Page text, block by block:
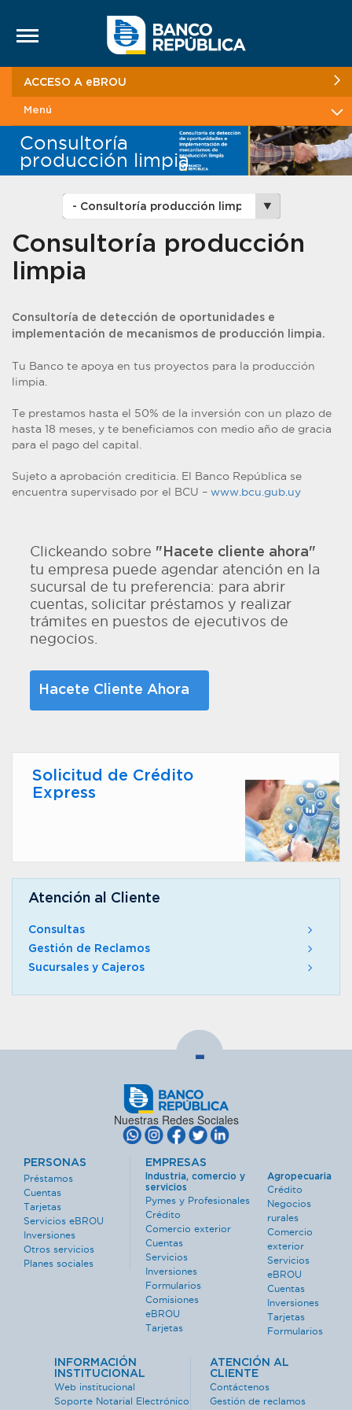
ACCESO A eBROU
Menú
Consultoría
producción limpia
Consultoría producción
limpia
Consultoría de detección de oportunidades e
implementación de mecanismos de producción limpia.
Tu Banco te apoya en tus proyectos para la producción
limpia.
Te prestamos hasta el 50% de la inversión con un plazo de
hasta 18 meses, y te beneficiamos con medio año de gracia
para el pago del capital.
Sujeto a aprobación crediticia. El Banco República se
encuentra supervisado por el BCU – www.bcu.gub.uy
Clickeando sobre "Hacete cliente ahora"
tu empresa puede agendar atención en la
sucursal de tu preferencia: para abrir
cuentas, solicitar préstamos y realizar
trámites en puestos de ejecutivos de
negocios.
Hacete Cliente Ahora
Solicitud de Crédito
Express
Atención al Cliente
Consultas
Gestión de Reclamos
Sucursales y Cajeros
-
Nuestras Redes Sociales
PERSONAS
Préstamos
Cuentas
Tarjetas
Servicios eBROU
Inversiones
Otros servicios
Planes sociales
EMPRESAS
Industria, comercio y
servicios
Pymes y Profesionales
Crédito
Comercio exterior
Cuentas
Servicios
Inversiones
Formularios
Comisiones
eBROU
Tarjetas
Agropecuaria
Crédito
Negocios
rurales
Comercio
exterior
Servicios
eBROU
Cuentas
Inversiones
Tarjetas
Formularios
INFORMACIÓN
INSTITUCIONAL
Web institucional
Soporte Notarial Electrónico
ATENCIÓN AL
CLIENTE
Contáctenos
Gestión de reclamos